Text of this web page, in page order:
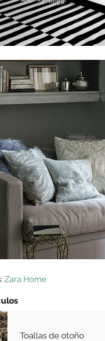
: Zara Home
Toallas de otoño